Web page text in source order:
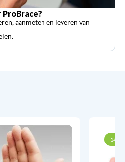
ProBrace?
aanmeten en leveren van
14%